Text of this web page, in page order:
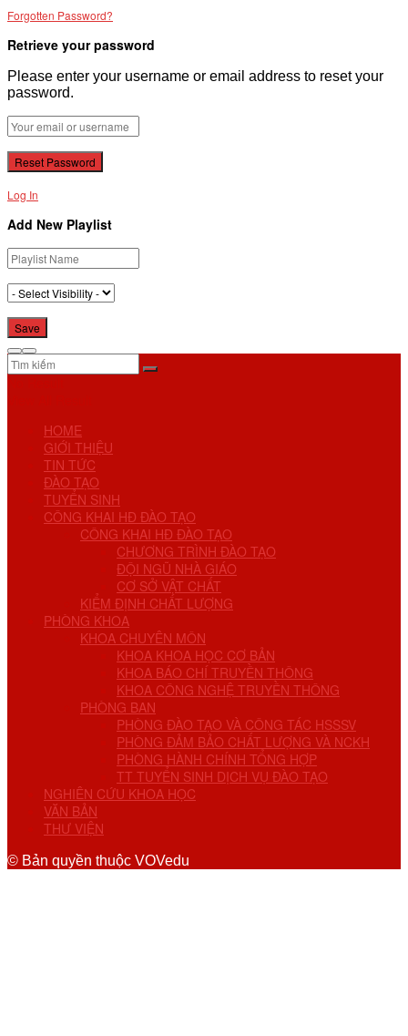
Forgotten Password?
Retrieve your password
Please enter your username or email address to reset your
password.
Log In
Add New Playlist
HOME
GIỚI THIỆU
TIN TỨC
ĐÀO TẠO
TUYỂN SINH
CÔNG KHAI HĐ ĐÀO TẠO
CÔNG KHAI HĐ ĐÀO TẠO
CHƯƠNG TRÌNH ĐÀO TẠO
ĐỘI NGŨ NHÀ GIÁO
CƠ SỞ VẬT CHẤT
KIỂM ĐỊNH CHẤT LƯỢNG
PHÒNG KHOA
KHOA CHUYÊN MÔN
KHOA KHOA HỌC CƠ BẢN
KHOA BÁO CHÍ TRUYỀN THÔNG
KHOA CÔNG NGHỆ TRUYỀN THÔNG
PHÒNG BAN
PHÒNG ĐÀO TẠO VÀ CÔNG TÁC HSSSV
PHÒNG ĐẢM BẢO CHẤT LƯỢNG VÀ NCKH
PHÒNG HÀNH CHÍNH TỔNG HỢP
TT TUYỂN SINH DỊCH VỤ ĐÀO TẠO
NGHIÊN CỨU KHOA HỌC
VĂN BẢN
THƯ VIỆN
© Bản quyền thuộc VOVedu